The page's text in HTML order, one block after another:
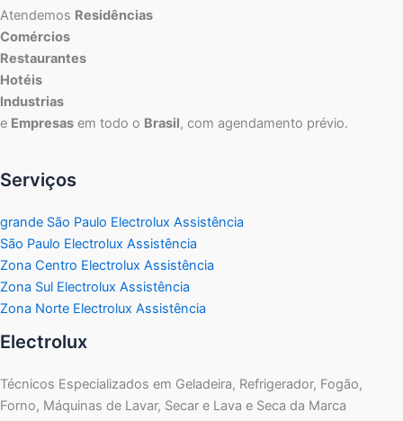
Atendemos Residências
Comércios
Restaurantes
Hotéis
Industrias
e Empresas em todo o Brasil, com agendamento prévio.
Serviços
grande São Paulo Electrolux Assistência
São Paulo Electrolux Assistência
Zona Centro Electrolux Assistência
Zona Sul Electrolux Assistência
Zona Norte Electrolux Assistência
Electrolux
Técnicos Especializados em Geladeira, Refrigerador, Fogão,
Forno, Máquinas de Lavar, Secar e Lava e Seca da Marca